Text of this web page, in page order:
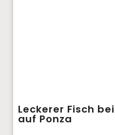
Leckerer Fisch
auf Ponza